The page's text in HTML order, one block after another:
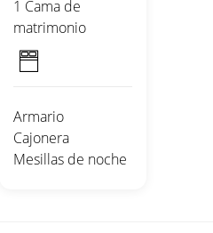
1 Cama de
matrimonio
Armario
Cajonera
Mesillas de noche